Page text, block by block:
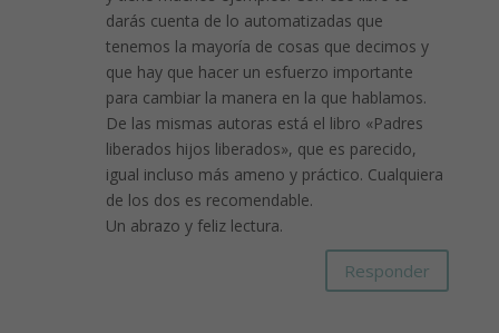
darás cuenta de lo automatizadas que
tenemos la mayoría de cosas que decimos y
que hay que hacer un esfuerzo importante
para cambiar la manera en la que hablamos.
De las mismas autoras está el libro «Padres
liberados hijos liberados», que es parecido,
igual incluso más ameno y práctico. Cualquiera
de los dos es recomendable.
Un abrazo y feliz lectura.
Responder